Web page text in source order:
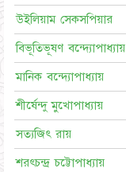
উইলিয়াম সেকসপিয়ার
বিভূতিভূষণ বন্দ্যোপাধ্যায়
মানিক বন্দ্যোপাধ্যায়
শীর্ষেন্দু মুখোপাধ্যায়
সত্যজিৎ রায়
শরৎচন্দ্র চট্টোপাধ্যায়